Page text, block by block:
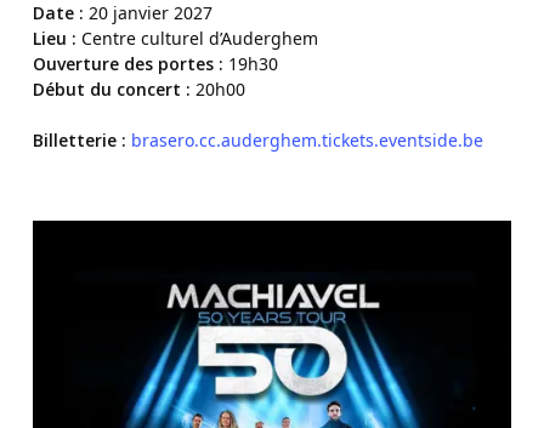
Date : 20 janvier 2027
Lieu : Centre culturel d’Auderghem
Ouverture des portes : 19h30
Début du concert : 20h00
Billetterie : brasero.cc.auderghem.tickets.eventside.be